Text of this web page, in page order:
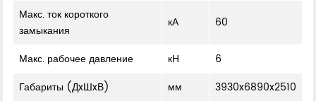
Макс. ток короткого
замыкания
кА 60
Макс. рабочее давление кН
6
Габариты (ДxШxВ)
мм 3930x6890x2510